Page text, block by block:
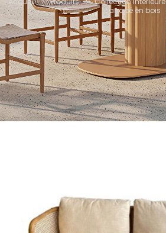
canapé en bois